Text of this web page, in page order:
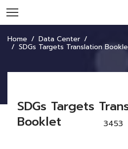
Home Data Center
SDGs Targets Translation
3453
SDGs Targets
Booklet